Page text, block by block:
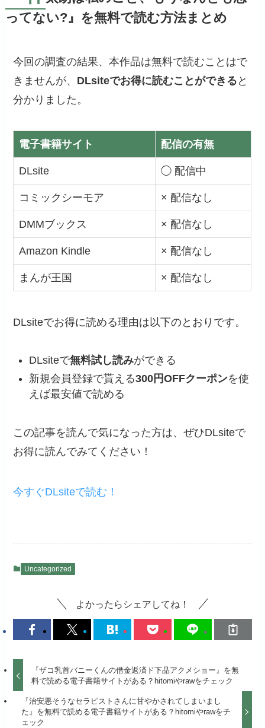
ってない?』を無料で読む方法まとめ
今回の調査の結果、本作品は無料で読むことはで
きませんが、 DLsiteでお得に読むことができる と
分かりました。
電子書籍サイト 配信の有無
DLsite ◯ 配信中
コミックシーモア × 配信なし
DMMブックス × 配信なし
Amazon Kindle × 配信なし
まんが王国 × 配信なし
DLsiteでお得に読める理由は以下のとおりです。
DLsiteで無料試し読みができる
新規会員登録で貰える300円OFFクーポンを使
えば最安値で読める
この記事を読んで気になった方は、ぜひDLsiteで
お得に読んでみてください！
今すぐDLsiteで読む！
Uncategorized
よかったらシェアしてね！
『ザコ乳首バニーくんの借金返済ド下品アクメショー』を無
料で読める電子書籍サイトがある？hitomiやrawをチェック
『治安悪そうなセラピストさんに甘やかされてしまいまし
た』を無料で読める電子書籍サイトがある？hitomiやrawをチ
ェック